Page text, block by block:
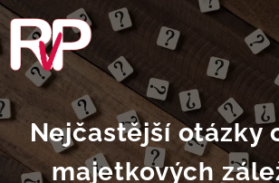
Nejčastější otázky
majetkových